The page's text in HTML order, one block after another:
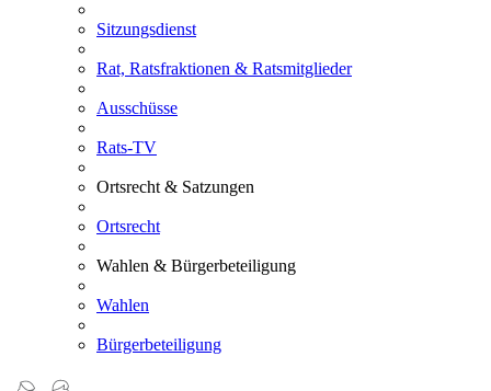
Sitzungsdienst
Rat, Ratsfraktionen & Ratsmitglieder
Ausschüsse
Rats-TV
Ortsrecht & Satzungen
Ortsrecht
Wahlen & Bürgerbeteiligung
Wahlen
Bürgerbeteiligung